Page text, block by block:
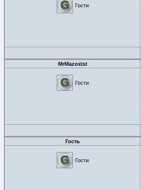
Гости
MrMazoxist
Гости
Гость
Гости